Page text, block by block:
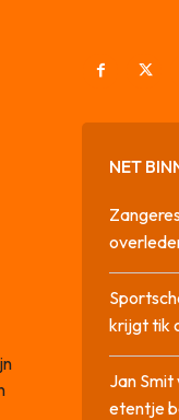
NET
krijgt tik
Jan
etentje